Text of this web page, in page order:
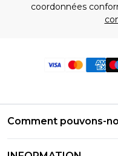
coordonnées
Comment pouvons-